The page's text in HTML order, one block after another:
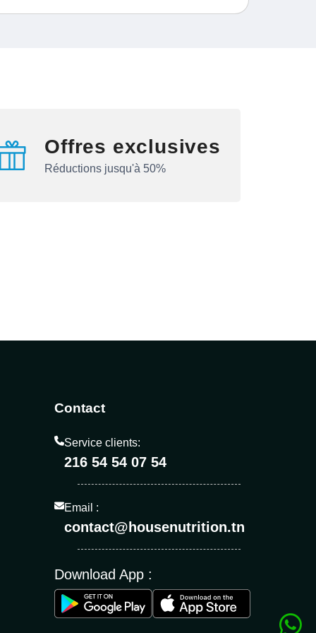
Offres exclusives
Réductions jusqu'à 50%
Contact
Service clients:
216 54 54 07 54
Email :
contact@housenutrition.tn
Download App :